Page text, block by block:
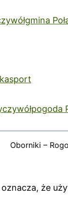
gmina
sport
pogoda
Oborniki –
że